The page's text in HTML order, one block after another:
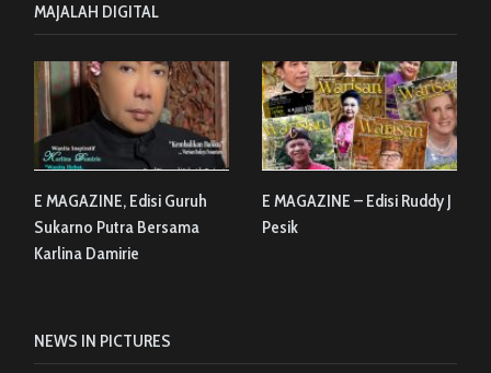
MAJALAH DIGITAL
E MAGAZINE, Edisi Guruh
Sukarno Putra Bersama
Karlina Damirie
E MAGAZINE – Edisi Ruddy J
Pesik
NEWS IN PICTURES